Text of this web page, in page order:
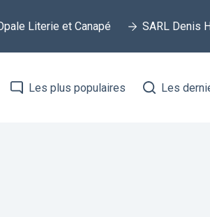
Literie et Canapé SARL Denis
Les plus populaires Les